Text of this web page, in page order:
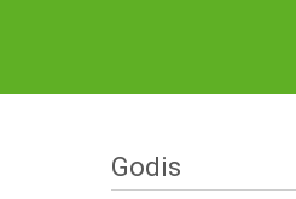
Godis